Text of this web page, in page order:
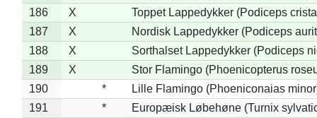
186
X
Toppet Lappedykker (Podiceps
187
X
Nordisk Lappedykker (Podiceps
188
X
Sorthalset Lappedykker (Podiceps
189
X
Stor Flamingo (Phoenicopterus
190
*
Lille Flamingo (Phoeniconaias
191
*
Europæisk Løbehøne (Turnix